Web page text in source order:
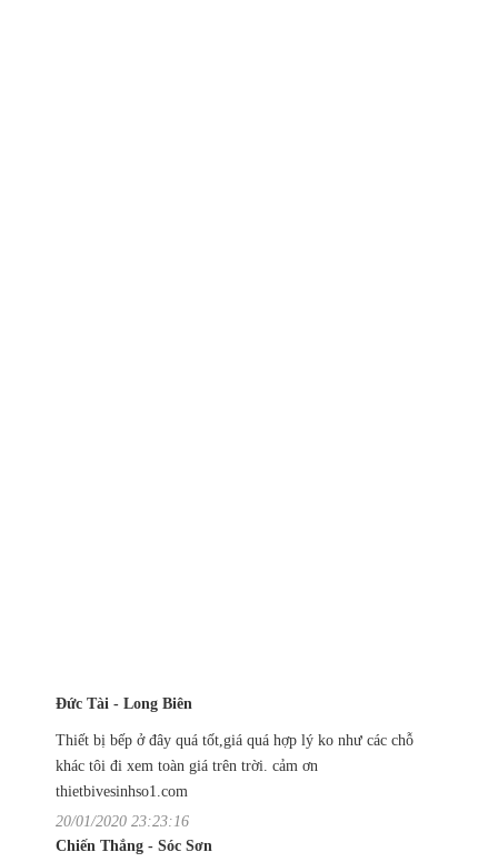
Đức Tài - Long Biên
Thiết bị bếp ở đây quá tốt,giá quá hợp lý ko như các chỗ
khác tôi đi xem toàn giá trên trời. cảm ơn
thietbivesinhso1.com
20/01/2020 23:23:16
Chiến Thắng - Sóc Sơn